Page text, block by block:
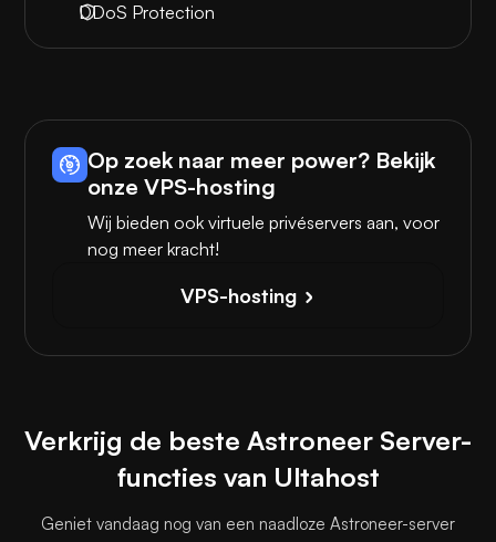
DDoS Protection
Op zoek naar meer power? Bekijk
onze VPS-hosting
Wij bieden ook virtuele privéservers aan, voor
nog meer kracht!
VPS-hosting
Verkrijg de beste Astroneer Server-
functies van Ultahost
Geniet vandaag nog van een naadloze Astroneer-server